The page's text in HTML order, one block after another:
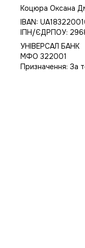
Коцюра Оксана
IBAN:
IПН/ЄДРПОУ:
УНІВЕРСАЛ БАНК
МФО 322001
Призначення: За